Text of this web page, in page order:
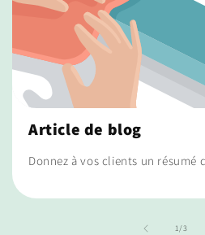
Article de blog
Donnez à vos clients un résumé
1/de
3